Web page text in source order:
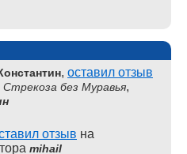
, оставил отзыв
без Муравья,
отзыв на
mihail